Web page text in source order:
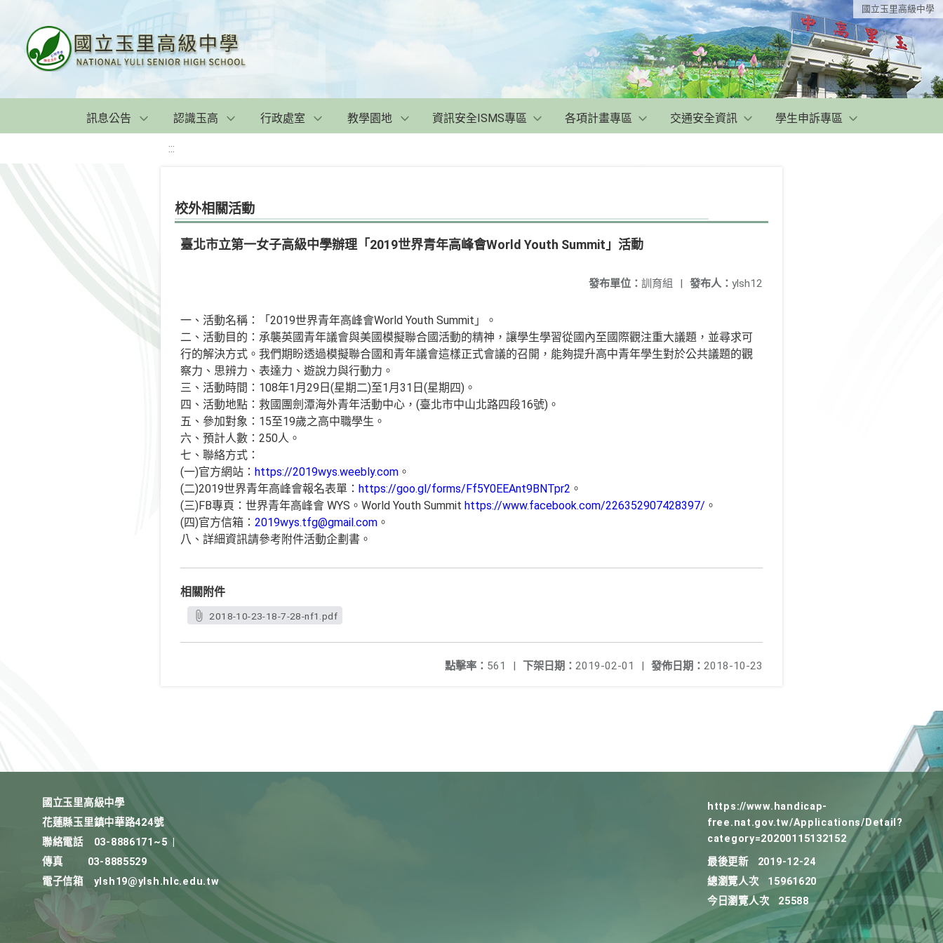
國立玉里高級中學
訊息公告 認識玉高 行政處室 教學園地 資訊安全ISMS專區 各項計畫專區 交通安全資訊 學生申訴專區
:::
校外相關活動
臺北市立第一女子高級中學辦理「2019世界青年高峰會World Youth Summit」活動
發布人： ylsh12
發布單位： 訓育組 |
一、活動名稱：「2019世界青年高峰會World Youth Summit」。
二、活動目的：承襲英國青年議會與美國模擬聯合國活動的精神，讓學生學習從國內至國際觀注重大議題，並尋求可
行的解決方式。我們期盼透過模擬聯合國和青年議會這樣正式會議的召開，能夠提升高中青年學生對於公共議題的觀
察力、思辨力、表達力、遊說力與行動力。
三、活動時間：108年1月29日(星期二)至1月31日(星期四)。
四、活動地點：救國團劍潭海外青年活動中心，(臺北市中山北路四段16號)。
五、參加對象：15至19歲之高中職學生。
六、預計人數：250人。
七、聯絡方式：
(一)官方網站： https://2019wys.weebly.com 。
(二)2019世界青年高峰會報名表單： https://goo.gl/forms/Ff5Y0EEAnt9BNTpr2 。
(三)FB專頁：世界青年高峰會 WYS。World Youth Summit https://www.facebook.com/226352907428397/ 。
(四)官方信箱： 2019wys.tfg@gmail.com 。
八、詳細資訊請參考附件活動企劃書。
相關附件
2018-10-23-18-7-28-nf1.pdf
發佈日期： 2018-10-23
下架日期： 2019-02-01 |
點擊率： 561 |
國立玉里高級中學
花蓮縣玉里鎮中華路424號
聯絡電話
03-8886171~5
傳真
03-8885529
電子信箱
ylsh19@ylsh.hlc.edu.tw
https://www.handicap-
free.nat.gov.tw/Applications/Detail?
category=20200115132152
最後更新
2019-12-24
總瀏覽人次
15961620
今日瀏覽人次
25588